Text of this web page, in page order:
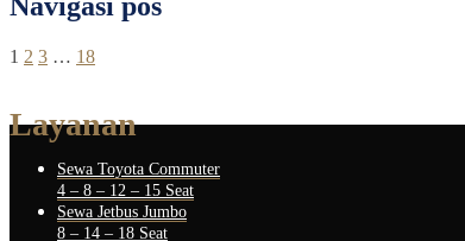
Navigasi pos
1 2 3 … 18
Layanan
Sewa Toyota Commuter
4 – 8 – 12 – 15 Seat
Sewa Jetbus Jumbo
8 – 14 – 18 Seat